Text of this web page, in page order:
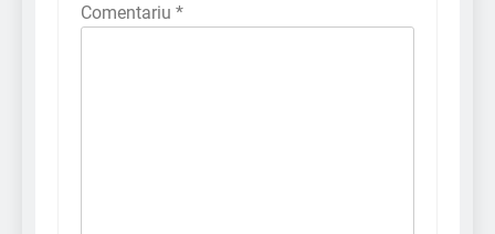
Comentariu *